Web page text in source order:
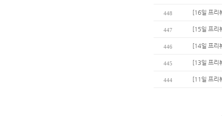
448 [16일 프리
447 [15일 프리
446 [14일 프리
445 [13일 프리
444 [11일 프리